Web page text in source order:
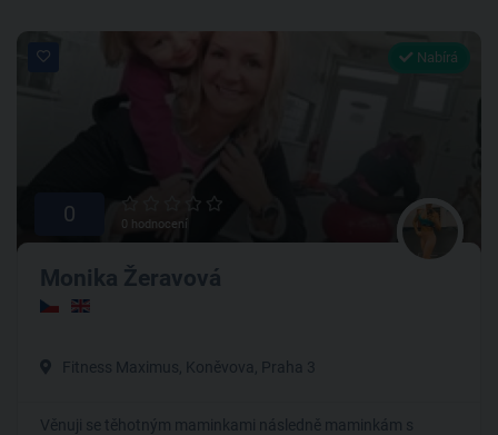
Nabírá
0 0 hodnocení
Monika Žeravová
Fitness Maximus, Koněvova, Praha 3
Věnuji se těhotným maminkami následně maminkám s